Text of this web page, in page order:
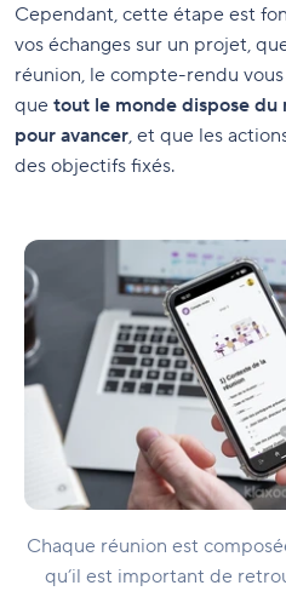
Cependant, cette étape est
vos échanges sur un projet,
réunion, le compte-rendu
que tout le monde dispose du
pour avancer, et que les
des objectifs fixés.
Chaque réunion est
qu’il est important de